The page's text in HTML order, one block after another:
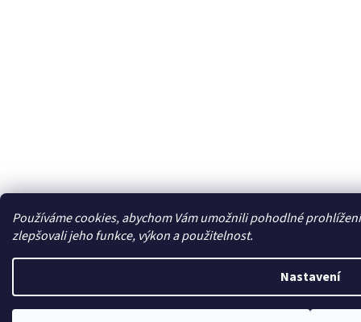
Používáme cookies, abychom Vám umožnili pohodlné
zlepšovali jeho funkce, výkon a použitelnost.
Nastavení